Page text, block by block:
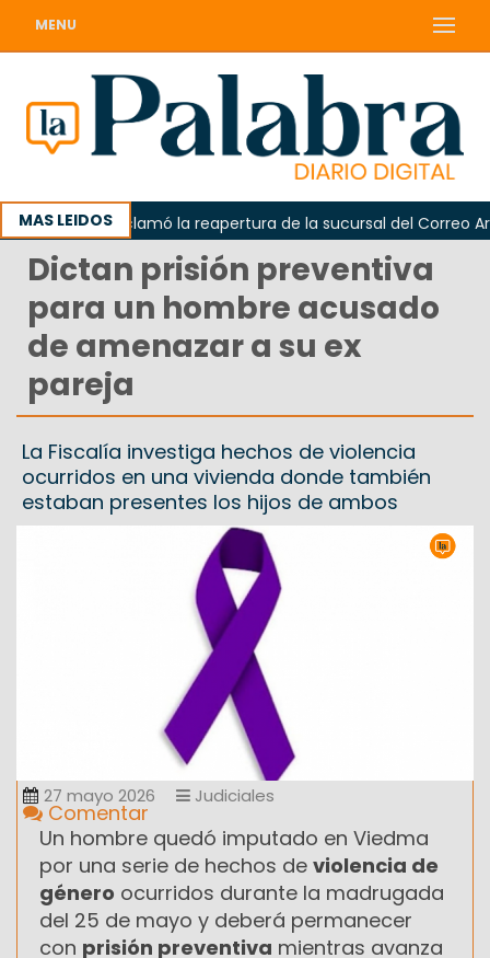
MENU
MAS LEIDOS
Odarda reclamó la reapertura de la sucursal del Correo
Dictan prisión preventiva
para un hombre acusado
de amenazar a su ex
pareja
La Fiscalía investiga hechos de violencia
ocurridos en una vivienda donde también
estaban presentes los hijos de ambos
27 mayo 2026 Judiciales
Comentar
Un hombre quedó imputado en Viedma
por una serie de hechos de violencia de
género ocurridos durante la madrugada
del 25 de mayo y deberá permanecer
con prisión preventiva mientras avanza